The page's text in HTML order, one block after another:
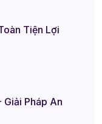
Tiện Lợi
Giải Pháp An